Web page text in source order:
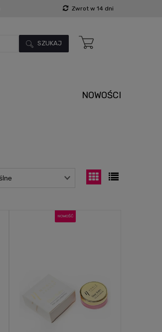
Zwrot w 14 dni
SZUKAJ
NOWOŚCI
NOWOŚĆ